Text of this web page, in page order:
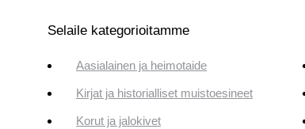
Selaile kategorioitamme
Aasialainen ja heimotaide
Kirjat ja historialliset muistoesineet
Korut ja jalokivet